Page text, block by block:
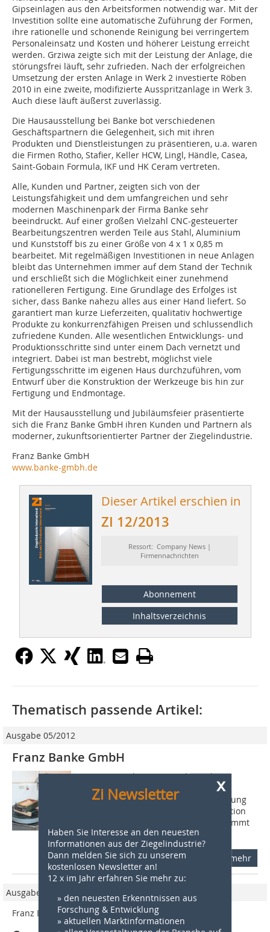
Gipseinlagen aus den Arbeitsformen notwendig war. Mit der
Investition sollte eine automatische Zuführung der Formen,
ihre rationelle und schonende Reinigung bei verringertem
Personaleinsatz und Kosten und höherer Leistung erreicht
werden. Grziwa zeigte sich mit der Leistung der Anlage, die
störungsfrei läuft, sehr zufrieden. Nach der erfolgreichen
Umsetzung der ersten Anlage in Werk 2 investierte Röben
2010 in eine zweite, modifizierte Ausspritzanlage in Werk 3.
Auch diese läuft äußerst zuverlässig.
Die Hausausstellung bei Banke bot verschiedenen
Geschäftspartnern die Gelegenheit, sich mit ihren
Produkten und Dienstleistungen zu präsentieren, u.a. waren
die Firmen Rotho, Stafier, Keller HCW, Lingl, Händle, Casea,
Saint-Gobain Formula, IKF und HK Ceram vertreten.
Alle, Kunden und Partner, zeigten sich von der
Leistungsfähigkeit und dem umfangreichen und sehr
modernen Maschinenpark der Firma Banke sehr
beeindruckt. Auf einer großen Vielzahl CNC-gesteuerter
Bearbeitungszentren werden Teile aus Stahl, Aluminium
und Kunststoff bis zu einer Größe von 4 x 1 x 0,85 m
bearbeitet. Mit regelmäßigen Investitionen in neue Anlagen
bleibt das Unternehmen immer auf dem Stand der Technik
und erschließt sich die Möglichkeit einer zunehmend
rationelleren Fertigung. Eine Grundlage des Erfolges ist
sicher, dass Banke nahezu alles aus einer Hand liefert. So
garantiert man kurze Lieferzeiten, qualitativ hochwertige
Produkte zu konkurrenzfähigen Preisen und schlussendlich
zufriedene Kunden. Alle wesentlichen Entwicklungs- und
Produktionsschritte sind unter einem Dach vernetzt und
integriert. Dabei ist man bestrebt, möglichst viele
Fertigungsschritte im eigenen Haus durchzuführen, vom
Entwurf über die Konstruktion der Werkzeuge bis hin zur
Fertigung und Endmontage.
Mit der Hausausstellung und Jubiläumsfeier präsentierte
sich die Franz Banke GmbH ihren Kunden und Partnern als
moderner, zukunftsorientierter Partner der Ziegelindustrie.
Franz Banke GmbH
www.banke-gmbh.de
Dieser Artikel erschien in
ZI 12/2013
Ressort: Company News |
Firmennachrichten
Abonnement
Inhaltsverzeichnis
x
Zi Newsletter
Haben Sie Interesse an den neuesten
Informationen aus der Ziegelindustrie?
Dann melden Sie sich zu unserem
kostenlosen Newsletter an!
12 x im Jahr erfahren Sie mehr zu:
» den neuesten Erkenntnissen aus
Forschung & Entwicklung
» aktuellen Marktinformationen
Thematisch passende Artikel:
Ausgabe 05/2012
Franz Banke GmbH
Seit 1978 ist die Franz Banke GmbH
Lieferant und Partner für die
Dachziegelindustrie. Von der Entwicklung
neuer Ziegel­modelle bis zur Konstruktion
und Fertigung der Presswerkzeuge kommt
bei Banke...
mehr
Ausgabe 02/2024
Franz Banke GmbH  Hall / Halle A4, Booth / Stand 500